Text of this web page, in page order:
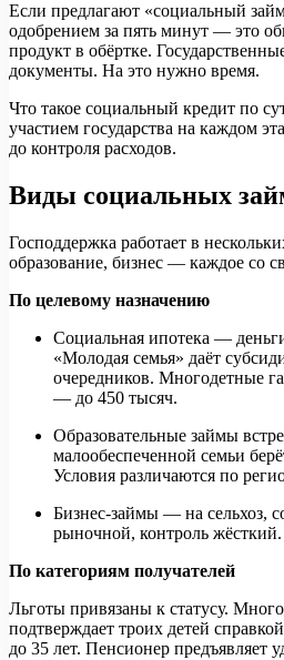
Если предлагают «социальный
одобрением за пять минут — это
продукт в обёртке.
документы. На это нужно время.
Что такое социальный кредит по
участием государства на каждом
до контроля расходов.
Виды социальных
Господдержка работает в
образование, бизнес — каждое со
По целевому назначению
Социальная ипотека —
«Молодая семья» даёт
очередников. Многодетные
— до 450 тысяч.
Образовательные займы
малообеспеченной семьи
Условия различаются по
Бизнес-займы — на сельхоз,
рыночной, контроль жёсткий.
По категориям получателей
Льготы привязаны к статусу.
подтверждает троих детей
до 35 лет. Пенсионер предъявляет